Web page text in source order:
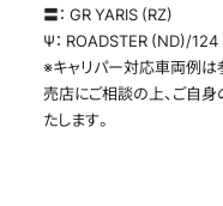
〓： GR YARIS (RZ)
Ψ： ROADSTER (ND)/
※キャリパー対応車両例は
売店にご相談の上、ご自
たします。